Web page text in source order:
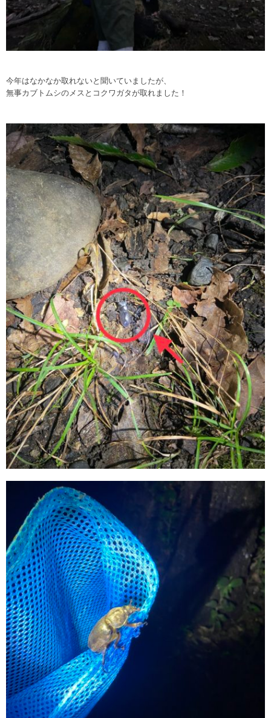
今年はなかなか取れないと聞いていましたが、
無事カブトムシのメスとコクワガタが取れました！